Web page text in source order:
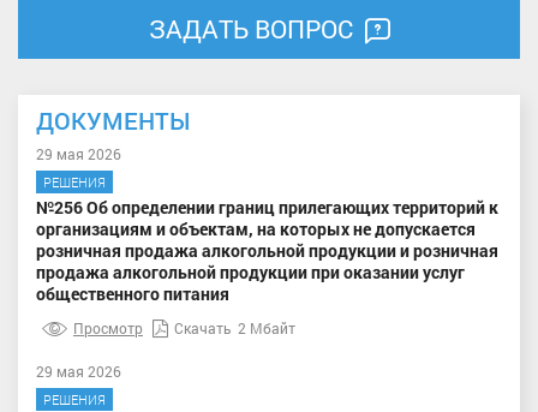
ЗАДАТЬ ВОПРОС
ДОКУМЕНТЫ
29 мая 2026
РЕШЕНИЯ
№256 Об определении границ прилегающих территорий к
организациям и объектам, на которых не допускается
розничная продажа алкогольной продукции и розничная
продажа алкогольной продукции при оказании услуг
общественного питания
Просмотр Скачать 2 Мбайт
29 мая 2026
РЕШЕНИЯ